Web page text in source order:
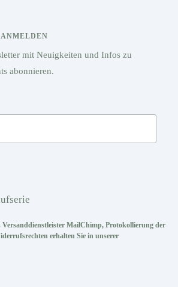
mit Neuigkeiten und Infos zu
abonnieren.
Versanddienstleister MailChimp, Protokollierung der
erhalten Sie in unserer